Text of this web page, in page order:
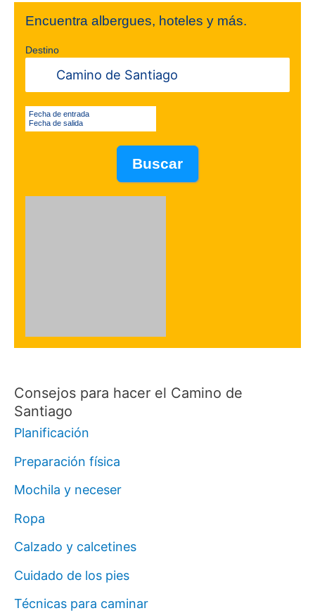
Encuentra albergues, hoteles y más.
Destino
Fecha de entrada
Fecha de salida
Consejos para hacer el Camino de
Santiago
Planificación
Preparación física
Mochila y neceser
Ropa
Calzado y calcetines
Cuidado de los pies
Técnicas para caminar